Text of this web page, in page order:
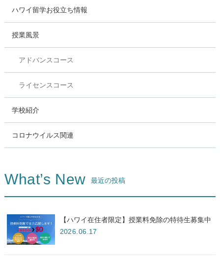
ハワイ留学お役立ち情報
授業風景
アドバンスコース
ライセンスコース
学校紹介
コロナウイルス関連
What’s New 最近の投稿
【ハワイ在住者限定】授業料免除の特待生募集中
2026.06.17